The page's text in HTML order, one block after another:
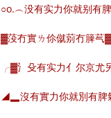
○o.︵没有实力你就别有
▓莈冇實ㄌ伱僦莂冇簲芞
╭▓氵殳有实力亻尔京尤
◢▂沒有實力你就別有